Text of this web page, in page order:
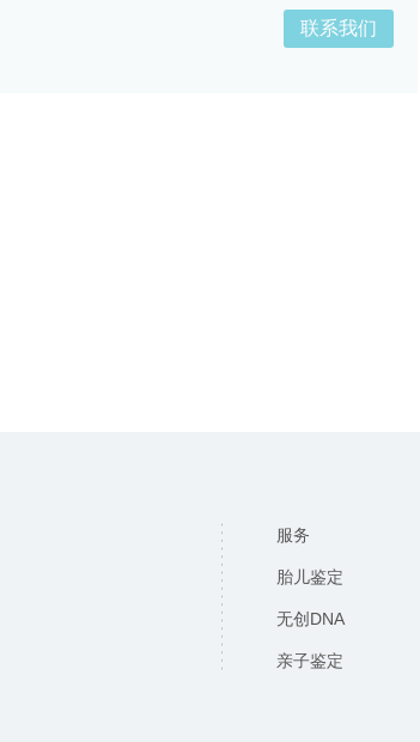
联系我们
服务
胎儿鉴定
无创DNA
亲子鉴定